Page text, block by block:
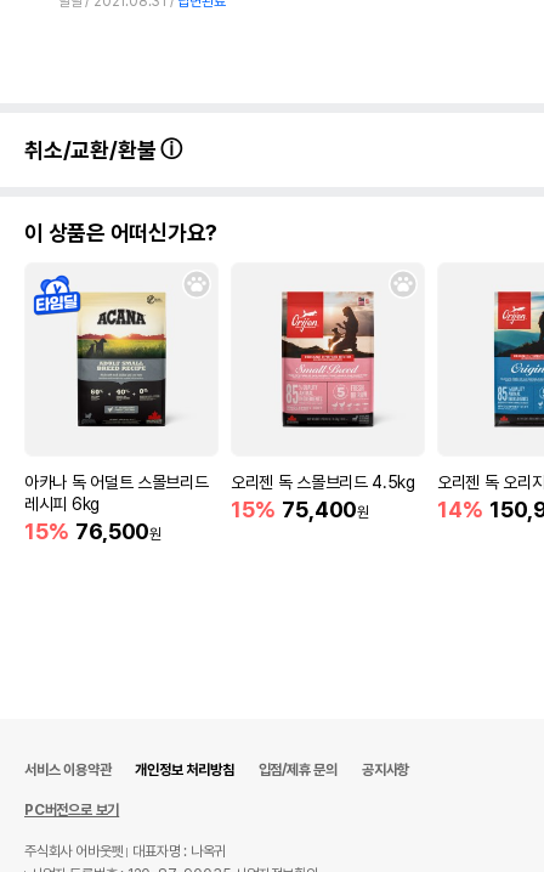
취소/교환/환불
이 상품은 어떠신가요?
아카나 독 어덜트 스몰브리드
레시피 6kg
15% 76,500원
오리젠 독 스몰브리드 4.5kg
15% 75,400원
오리젠 독 오리
14%
서비스 이용약관 개인정보 처리방침 입점/제휴 문의 공지사항
PC버전으로 보기
주식회사 어바웃펫
대표자명 : 나옥귀